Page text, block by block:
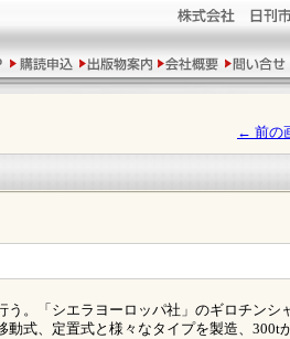
← 前の
。「シエラヨーロッパ社」のギロチンシ
式、定置式と様々なタイプを製造、300t